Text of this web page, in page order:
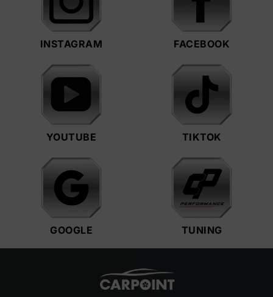
INSTAGRAM FACEBOOK
YOUTUBE TIKTOK
GOOGLE TUNING